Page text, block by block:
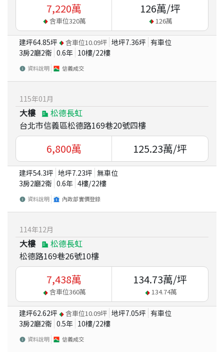
7,220萬
含車位320萬
126萬/坪
126萬
建坪64.85坪 含車位10.09坪 地坪7.36坪 有車位
3房2廳2衛 0.6年 10樓/22樓
資料說明 信義成交
115年01 月
大樓
松德長虹
台北市信義區松德路169巷20號四樓
6,800萬 125.23萬/坪
建坪54.3坪 地坪7.23坪 無車位
3房2廳2衛 0.6年 4樓/22樓
資料說明 內政部實價登錄
114年12月
大樓
松德長虹
松德路169巷26號10樓
7,438萬
含車位360萬
134.73萬/坪
134.74萬
建坪62.62坪 含車位10.09坪 地坪7.05坪 有車位
3房2廳2衛 0.5年 10樓/22樓
資料說明 信義成交